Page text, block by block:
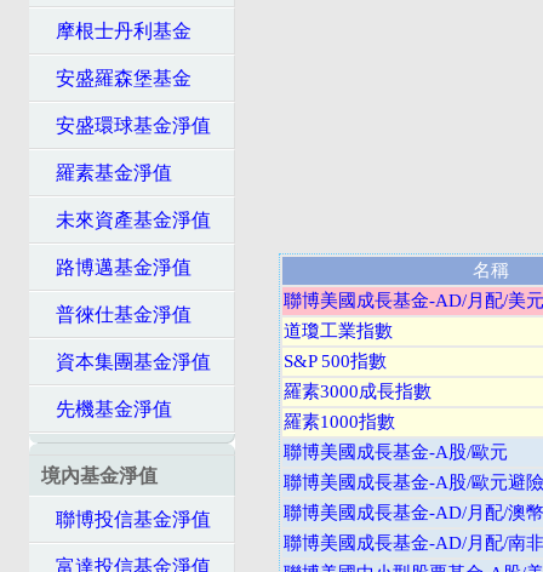
摩根士丹利基金
安盛羅森堡基金
安盛環球基金淨值
羅素基金淨值
未來資產基金淨值
路博邁基金淨值
普徠仕基金淨值
資本集團基金淨值
先機基金淨值
境內基金淨值
聯博投信基金淨值
富達投信基金淨值
名稱
聯博美國成長基金-AD/月配/美元
道瓊工業指數
S&P 500指數
羅素3000成長指數
羅素1000指數
聯博美國成長基金-A股/歐元
聯博美國成長基金-A股/歐元避險
聯博美國成長基金-AD/月配/澳
聯博美國成長基金-AD/月配/南